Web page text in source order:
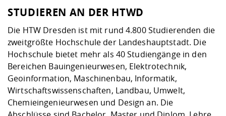
STUDIEREN AN DER HTWD
Die HTW Dresden ist mit rund 4.800 Studierenden die
zweitgrößte Hochschule der Landeshauptstadt. Die
Hochschule bietet mehr als 40 Studiengänge in den
Bereichen Bauingenieurwesen, Elektrotechnik,
Geoinformation, Maschinenbau, Informatik,
Wirtschaftswissenschaften, Landbau, Umwelt,
Chemieingenieurwesen und Design an. Die